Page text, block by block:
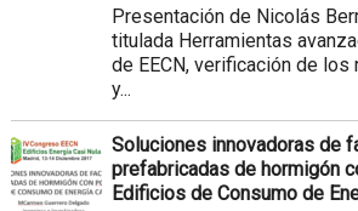
Presentación de Nicolás
titulada Herramientas
de EECN, verificación de
y...
Soluciones innovadoras de
prefabricadas de hormigón
Edificios de Consumo de